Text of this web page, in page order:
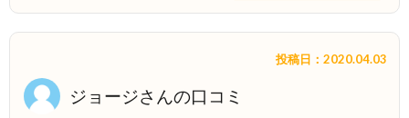
ジョージさんの口コミ
投稿日：2020.04.03